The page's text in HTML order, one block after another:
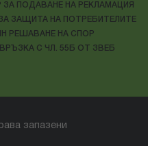
ЗА ПОДАВАНЕ НА РЕКЛАМАЦИЯ
ЗАЩИТА НА ПОТРЕБИТЕЛИТЕ
РЕШАВАНЕ НА СПОР
С ЧЛ. 55Б ОТ ЗВЕБ
запазени